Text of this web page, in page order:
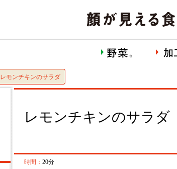
レモンチキンのサラダ
レモンチキンのサラダ
時間： 20分